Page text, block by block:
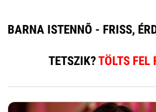
BARNA ISTENNÕ - FRISS,
TETSZIK?TÖLTS FEL